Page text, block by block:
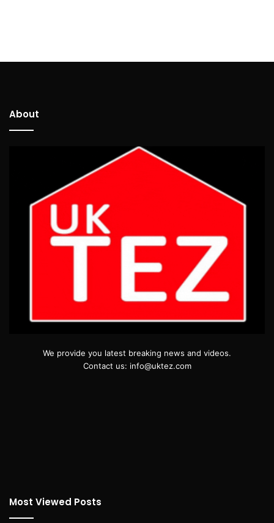
About
We provide you latest breaking news and videos.
Contact us: info@uktez.com
Most Viewed Posts